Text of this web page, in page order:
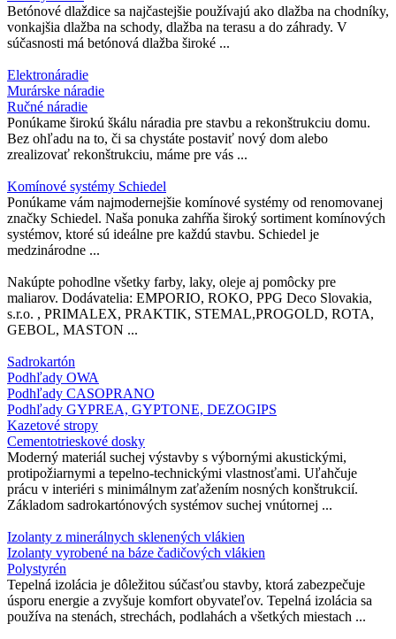
Betónové dlaždice sa najčastejšie používajú ako dlažba na chodníky,
vonkajšia dlažba na schody, dlažba na terasu a do záhrady. V
súčasnosti má betónová dlažba široké ...
Elektronáradie
Murárske náradie
Ručné náradie
Ponúkame širokú škálu náradia pre stavbu a rekonštrukciu domu.
Bez ohľadu na to, či sa chystáte postaviť nový dom alebo
zrealizovať rekonštrukciu, máme pre vás ...
Komínové systémy Schiedel
Ponúkame vám najmodernejšie komínové systémy od renomovanej
značky Schiedel. Naša ponuka zahŕňa široký sortiment komínových
systémov, ktoré sú ideálne pre každú stavbu. Schiedel je
medzinárodne ...
Nakúpte pohodlne všetky farby, laky, oleje aj pomôcky pre
maliarov. Dodávatelia: EMPORIO, ROKO, PPG Deco Slovakia,
s.r.o. , PRIMALEX, PRAKTIK, STEMAL,PROGOLD, ROTA,
GEBOL, MASTON ...
Sadrokartón
Podhľady OWA
Podhľady CASOPRANO
Podhľady GYPREA, GYPTONE, DEZOGIPS
Kazetové stropy
Cementotrieskové dosky
Moderný materiál suchej výstavby s výbornými akustickými,
protipožiarnymi a tepelno-technickými vlastnosťami. Uľahčuje
prácu v interiéri s minimálnym zaťažením nosných konštrukcií.
Základom sadrokartónových systémov suchej vnútornej ...
Izolanty z minerálnych sklenených vlákien
Izolanty vyrobené na báze čadičových vlákien
Polystyrén
Tepelná izolácia je dôležitou súčasťou stavby, ktorá zabezpečuje
úsporu energie a zvyšuje komfort obyvateľov. Tepelná izolácia sa
používa na stenách, strechách, podlahách a všetkých miestach ...